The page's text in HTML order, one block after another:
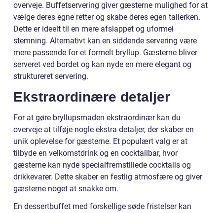
overveje. Buffetservering giver gæsterne mulighed for at
vælge deres egne retter og skabe deres egen tallerken.
Dette er ideelt til en mere afslappet og uformel
stemning. Alternativt kan en siddende servering være
mere passende for et formelt bryllup. Gæsterne bliver
serveret ved bordet og kan nyde en mere elegant og
struktureret servering.
Ekstraordinære detaljer
For at gøre bryllupsmaden ekstraordinær kan du
overveje at tilføje nogle ekstra detaljer, der skaber en
unik oplevelse for gæsterne. Et populært valg er at
tilbyde en velkomstdrink og en cocktailbar, hvor
gæsterne kan nyde specialfremstillede cocktails og
drikkevarer. Dette skaber en festlig atmosfære og giver
gæsterne noget at snakke om.
En dessertbuffet med forskellige søde fristelser kan